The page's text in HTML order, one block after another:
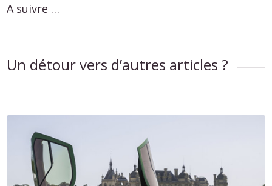
A suivre …
Un détour vers d’autres articles ?